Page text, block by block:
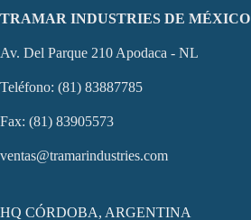
TRAMAR INDUSTRIES DE MÉXICO
Av. Del Parque 210 Apodaca - NL
Teléfono: (81) 83887785
Fax: (81) 83905573
ventas@tramarindustries.com
HQ CÓRDOBA, ARGENTINA